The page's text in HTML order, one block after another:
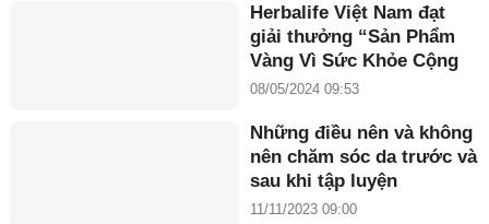
Herbalife Việt Nam đạt
giải thưởng “Sản Phẩm
Vàng Vì Sức Khỏe Cộng
Đồng năm 2024”
08/05/2024 09:53
Những điều nên và không
nên chăm sóc da trước và
sau khi tập luyện
11/11/2023 09:00